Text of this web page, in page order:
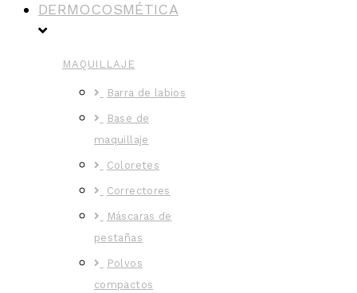
DERMOCOSMÉTICA
MAQUILLAJE
Barra de labios
Base de
maquillaje
Coloretes
Correctores
Máscaras de
pestañas
Polvos
compactos